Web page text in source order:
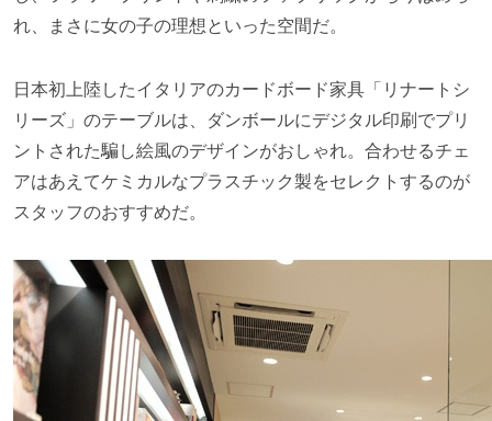
れ、まさに女の子の理想といった空間だ。
日本初上陸したイタリアのカードボード家具「リナートシ
リーズ」のテーブルは、ダンボールにデジタル印刷でプリ
ントされた騙し絵風のデザインがおしゃれ。合わせるチェ
アはあえてケミカルなプラスチック製をセレクトするのが
スタッフのおすすめだ。